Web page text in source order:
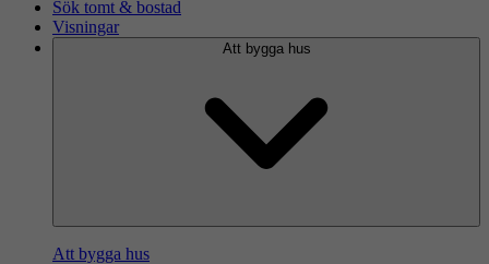
Sök tomt & bostad
Visningar
Att bygga hus
Att bygga hus